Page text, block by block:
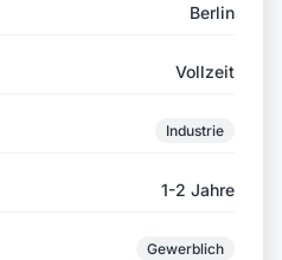
Berlin
Vollzeit
Industrie
1-2 Jahre
Gewerblich